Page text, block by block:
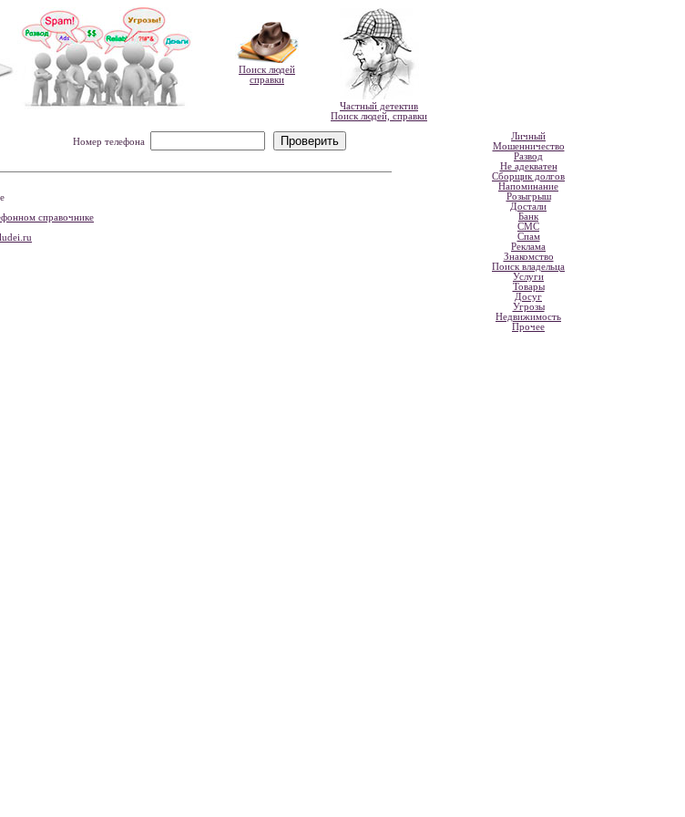
Поиск людей
справки
Частный детектив
Поиск людей, справки
Номер телефона
справочнике
Личный
Мошенничество
Развод
Не адекватен
Сборщик долгов
Напоминание
Розыгрыш
Достали
Банк
СМС
Спам
Реклама
Знакомство
Поиск владельца
Услуги
Товары
Досуг
Угрозы
Недвижимость
Прочее